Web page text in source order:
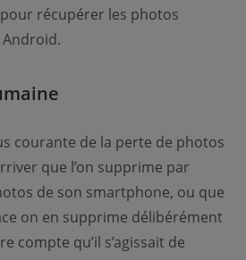
récupérer les photos
courante de la perte de photos
que l’on supprime par
de son smartphone, ou que
on en supprime délibérément
compte qu’il s’agissait de